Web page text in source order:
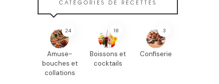
CATÉGORIES DE RECETTES
24
Amuse-
bouches et
collations
18
Boissons et
cocktails
3
Confiserie